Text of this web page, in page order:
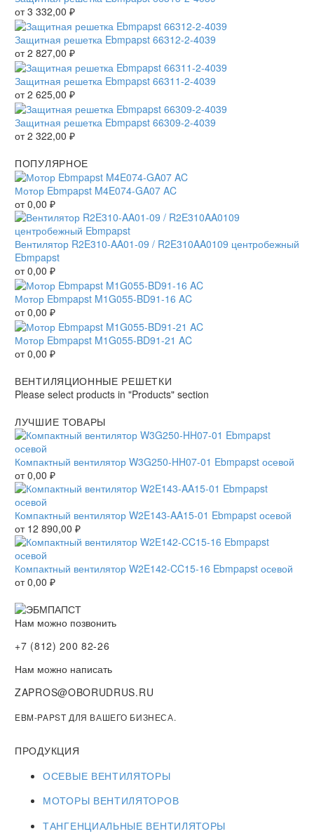
от3 332,00 ₽
Защитная решетка Ebmpapst 66312-2-4039
от2 827,00 ₽
Защитная решетка Ebmpapst 66311-2-4039
от2 625,00 ₽
Защитная решетка Ebmpapst 66309-2-4039
от2 322,00 ₽
ПОПУЛЯРНОЕ
Мотор Ebmpapst M4E074-GA07 AC
от0,00 ₽
Вентилятор R2E310-AA01-09 / R2E310AA0109 центробежный
Ebmpapst
от0,00 ₽
Мотор Ebmpapst M1G055-BD91-16 AC
от0,00 ₽
Мотор Ebmpapst M1G055-BD91-21 AC
от0,00 ₽
ВЕНТИЛЯЦИОННЫЕ РЕШЕТКИ
Please select products in "Products" section
ЛУЧШИЕ ТОВАРЫ
Компактный вентилятор W3G250-HH07-01 Ebmpapst осевой
от0,00 ₽
Компактный вентилятор W2E143-AA15-01 Ebmpapst осевой
от 12 890,00 ₽
Компактный вентилятор W2E142-CC15-16 Ebmpapst осевой
от0,00 ₽
Нам можно позвонить
+7 (812) 200 82-26
Нам можно написать
ZAPROS@OBORUDRUS.RU
EBM-PAPST ДЛЯ ВАШЕГО БИЗНЕСА.
ПРОДУКЦИЯ
ОСЕВЫЕ ВЕНТИЛЯТОРЫ
МОТОРЫ ВЕНТИЛЯТОРОВ
ТАНГЕНЦИАЛЬНЫЕ ВЕНТИЛЯТОРЫ